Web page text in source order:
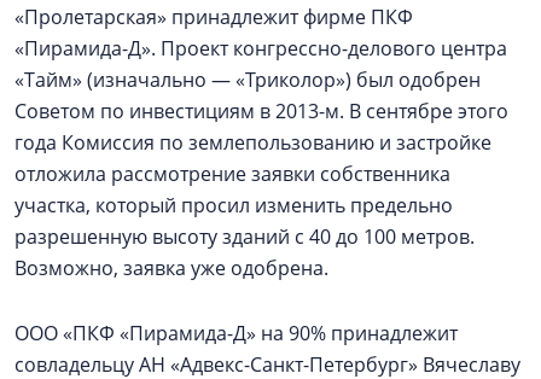
«Пролетарская» принадлежит фирме ПКФ
«Пирамида-Д». Проект конгрессно-делового центра
«Тайм» (изначально — «Триколор») был одобрен
Советом по инвестициям в 2013-м. В сентябре этого
года Комиссия по землепользованию и застройке
отложила рассмотрение заявки собственника
участка, который просил изменить предельно
разрешенную высоту зданий с 40 до 100 метров.
Возможно, заявка уже одобрена.
ООО «ПКФ «Пирамида-Д» на 90% принадлежит
совладельцу АН «Адвекс-Санкт-Петербург» Вячеславу